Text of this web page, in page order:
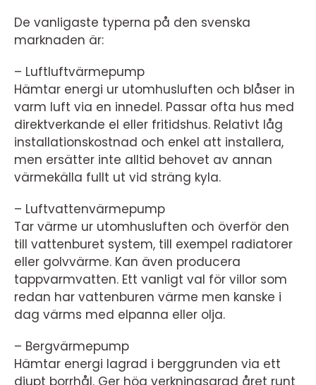
De vanligaste typerna på den svenska
marknaden är:
– Luftluftvärmepump
Hämtar energi ur utomhusluften och blåser in
varm luft via en innedel. Passar ofta hus med
direktverkande el eller fritidshus. Relativt låg
installationskostnad och enkel att installera,
men ersätter inte alltid behovet av annan
värmekälla fullt ut vid sträng kyla.
– Luftvattenvärmepump
Tar värme ur utomhusluften och överför den
till vattenburet system, till exempel radiatorer
eller golvvärme. Kan även producera
tappvarmvatten. Ett vanligt val för villor som
redan har vattenburen värme men kanske i
dag värms med elpanna eller olja.
– Bergvärmepump
Hämtar energi lagrad i berggrunden via ett
djupt borrhål. Ger hög verkningsgrad året runt